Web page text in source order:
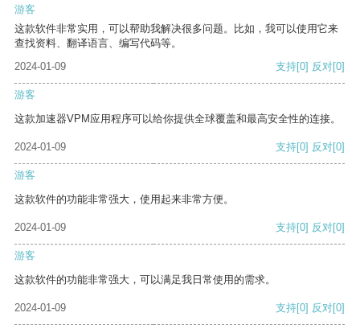
游客
这款软件非常实用，可以帮助我解决很多问题。比如，我可以使用它来
查找资料、翻译语言、编写代码等。
2024-01-09
支持[0] 反对[0]
游客
这款加速器VPM应用程序可以给你提供全球覆盖和最高安全性的连接。
2024-01-09 支持[0] 反对[0]
游客
这款软件的功能非常强大，使用起来非常方便。
2024-01-09 支持[0] 反对[0]
游客
这款软件的功能非常强大，可以满足我日常使用的需求。
2024-01-09 支持[0] 反对[0]